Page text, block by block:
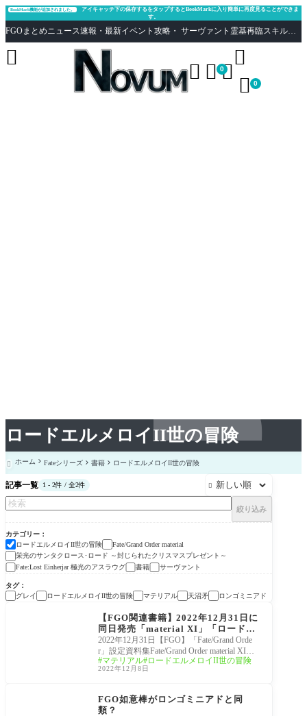
ロードエルメロイII世の冒険
BookMark機能が追加されました。
アイキャッチ下の保存するをタップするとBookMarkに入り簡単に再度見ることができま
す。
FGOまとめニュース速報・最新イベント攻略・ サーヴァント霊基再臨スキル性能評価まとめ Fate/Grand Order
  0

 0

 ホーム Fateシリーズ 書籍 ロードエルメロイII世の冒険
記事一覧 1 - 2件 / 全2件 
絞り込み
カテゴリー
ロードエルメロイII世の冒険
Fate/Grand Order material
栄光のサンタクロース･ロード ～封じられたクリスマスプレゼント～
Fate:Lost Einherjar 極光のアスラウグ
書籍 サーヴァント
タグ
グレイ
ロードエルメロイII世の冒険 マテリアル 天沼矛 ロンゴミニアド
【FGO関連書籍】2022年12月31日に
同日発売「material XI」「ロード・
エルメロイII世の冒険(5)」「Fate:Lo
st Einherjar 極光のアスラウグ(1) 」
2022年12月31日【FGO】「Fate/Grand Orde
r」設定資料集Fate/Grand Order material XIロ
ード・エルメロイII世の冒険 5巻待望の新シ
リーズFate:Lost Einherjar
マテリアル ロードエルメロイII世の冒険
2022年12月8日
FGO如意棒がロンゴミニアドと同
類？